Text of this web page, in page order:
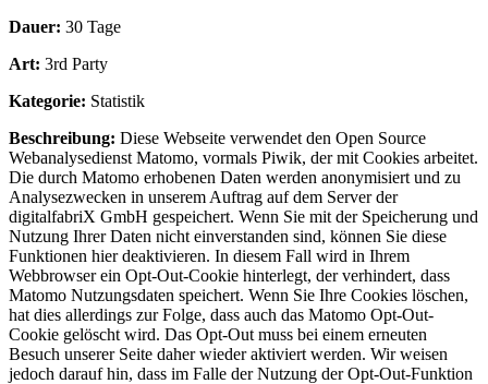
Dauer: 30 Tage
Art: 3rd Party
Kategorie: Statistik
Beschreibung: Diese Webseite verwendet den Open Source
Webanalysedienst Matomo, vormals Piwik, der mit Cookies arbeitet.
Die durch Matomo erhobenen Daten werden anonymisiert und zu
Analysezwecken in unserem Auftrag auf dem Server der
digitalfabriX GmbH gespeichert. Wenn Sie mit der Speicherung und
Nutzung Ihrer Daten nicht einverstanden sind, können Sie diese
Funktionen hier deaktivieren. In diesem Fall wird in Ihrem
Webbrowser ein Opt-Out-Cookie hinterlegt, der verhindert, dass
Matomo Nutzungsdaten speichert. Wenn Sie Ihre Cookies löschen,
hat dies allerdings zur Folge, dass auch das Matomo Opt-Out-
Cookie gelöscht wird. Das Opt-Out muss bei einem erneuten
Besuch unserer Seite daher wieder aktiviert werden. Wir weisen
jedoch darauf hin, dass im Falle der Nutzung der Opt-Out-Funktion